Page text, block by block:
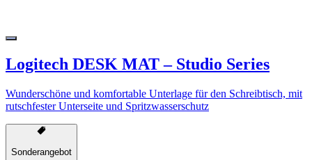
Logitech DESK MAT – Studio Series
Wunderschöne und komfortable Unterlage für den Schreibtisch, mit
rutschfester Unterseite und Spritzwasserschutz
Sonderangebot